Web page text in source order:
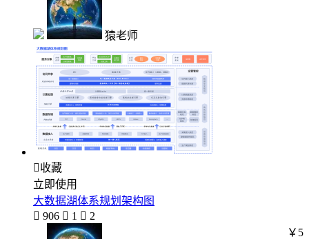
猿老师
收藏
立即使用
大数据湖体系规划架构图
 906  1  2
￥5